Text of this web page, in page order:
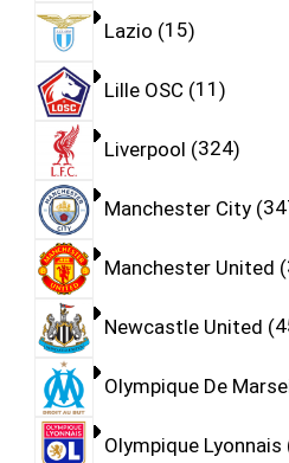
Lazio 15
Lille OSC 11
Liverpool 324
Manchester City
Manchester United
Newcastle United
Olympique De
Olympique Lyonnais